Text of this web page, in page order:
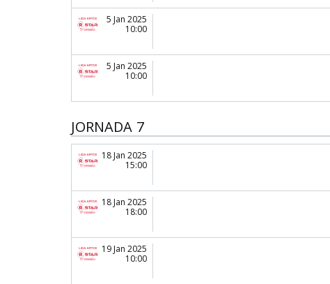
5 Jan 2025
10:00
5 Jan 2025
10:00
JORNADA 7
18 Jan 2025
15:00
18 Jan 2025
18:00
19 Jan 2025
10:00